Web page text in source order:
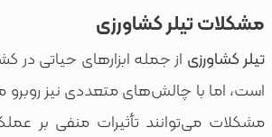
کشاورزی
از جمله ابزارهای حیاتی در کشاورزی مدرن
چالش‌های متعددی نیز روبرو می‌شود. این
تأثیرات منفی بر عملکرد و کارایی